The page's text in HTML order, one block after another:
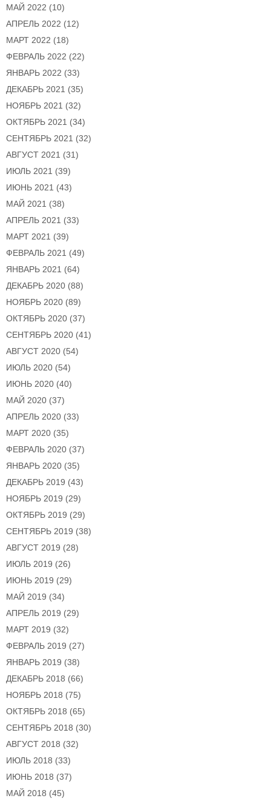
МАЙ 2022 (10)
АПРЕЛЬ 2022 (12)
МАРТ 2022 (18)
ФЕВРАЛЬ 2022 (22)
ЯНВАРЬ 2022 (33)
ДЕКАБРЬ 2021 (35)
НОЯБРЬ 2021 (32)
ОКТЯБРЬ 2021 (34)
СЕНТЯБРЬ 2021 (32)
АВГУСТ 2021 (31)
ИЮЛЬ 2021 (39)
ИЮНЬ 2021 (43)
МАЙ 2021 (38)
АПРЕЛЬ 2021 (33)
МАРТ 2021 (39)
ФЕВРАЛЬ 2021 (49)
ЯНВАРЬ 2021 (64)
ДЕКАБРЬ 2020 (88)
НОЯБРЬ 2020 (89)
ОКТЯБРЬ 2020 (37)
СЕНТЯБРЬ 2020 (41)
АВГУСТ 2020 (54)
ИЮЛЬ 2020 (54)
ИЮНЬ 2020 (40)
МАЙ 2020 (37)
АПРЕЛЬ 2020 (33)
МАРТ 2020 (35)
ФЕВРАЛЬ 2020 (37)
ЯНВАРЬ 2020 (35)
ДЕКАБРЬ 2019 (43)
НОЯБРЬ 2019 (29)
ОКТЯБРЬ 2019 (29)
СЕНТЯБРЬ 2019 (38)
АВГУСТ 2019 (28)
ИЮЛЬ 2019 (26)
ИЮНЬ 2019 (29)
МАЙ 2019 (34)
АПРЕЛЬ 2019 (29)
МАРТ 2019 (32)
ФЕВРАЛЬ 2019 (27)
ЯНВАРЬ 2019 (38)
ДЕКАБРЬ 2018 (66)
НОЯБРЬ 2018 (75)
ОКТЯБРЬ 2018 (65)
СЕНТЯБРЬ 2018 (30)
АВГУСТ 2018 (32)
ИЮЛЬ 2018 (33)
ИЮНЬ 2018 (37)
МАЙ 2018 (45)